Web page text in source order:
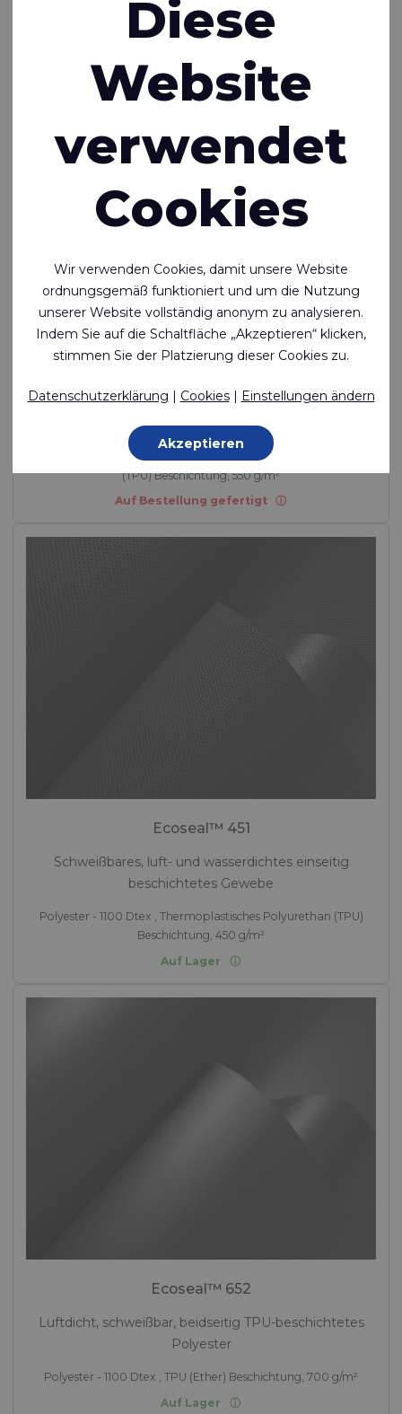
Beschichtung, 600 g/m²
Auf Lager
Ecoseal™ 406
Luftdichtes, wasserdichtes und schweißbares 2-seitig
beschichtetes Nylon
Polyamide (Nylon) - 470 Dtex , Thermoplastisches Polyurethan
(TPU) Beschichtung, 550 g/m²
Auf Bestellung gefertigt
Ecoseal™ 451
Schweißbares, luft- und wasserdichtes einseitig
beschichtetes Gewebe
Polyester - 1100 Dtex , Thermoplastisches Polyurethan (TPU)
Beschichtung, 450 g/m²
Auf Lager
Ecoseal™ 652
Luftdicht, schweißbar, beidseitig TPU-beschichtetes
Polyester
Polyester - 1100 Dtex , TPU (Ether) Beschichtung, 700 g/m²
Auf Lager
Diese
Website
verwendet
Cookies
Wir verwenden Cookies, damit unsere Website
ordnungsgemäß funktioniert und um die Nutzung
unserer Website vollständig anonym zu analysieren.
Indem Sie auf die Schaltfläche „Akzeptieren“ klicken,
stimmen Sie der Platzierung dieser Cookies zu.
Datenschutzerklärung | Cookies| Einstellungen ändern
Akzeptieren